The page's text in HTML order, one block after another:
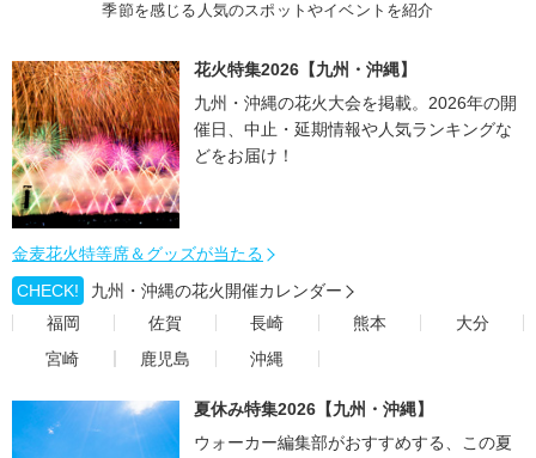
季節を感じる人気のスポットやイベントを紹介
花火特集2026【九州・沖縄】
九州・沖縄の花火大会を掲載。2026年の開
催日、中止・延期情報や人気ランキングな
どをお届け！
金麦花火特等席＆グッズが当たる
CHECK!
九州・沖縄の花火開催カレンダー
福岡
佐賀 長崎 熊本
大分
宮崎
鹿児島 沖縄
夏休み特集2026【九州・沖縄】
ウォーカー編集部がおすすめする、この夏